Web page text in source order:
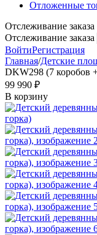
Отложенные
Отслеживание заказа
Отслеживание заказа
ВойтиРегистрация
Главная/Детские
DKW298 (7 коробов
99 990 ₽
В корзину